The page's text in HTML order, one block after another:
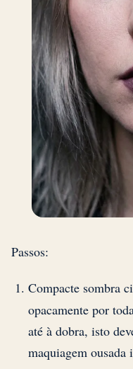
Passos:
Compacte sombra
opacamente por
até à dobra, isto
maquiagem ousada